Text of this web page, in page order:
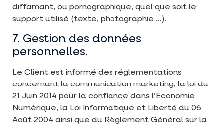
diffamant, ou pornographique, quel que soit le
support utilisé (texte, photographie …).
7. Gestion des données
personnelles.
Le Client est informé des réglementations
concernant la communication marketing, la loi du
21 Juin 2014 pour la confiance dans l’Economie
Numérique, la Loi Informatique et Liberté du 06
Août 2004 ainsi que du Règlement Général sur la